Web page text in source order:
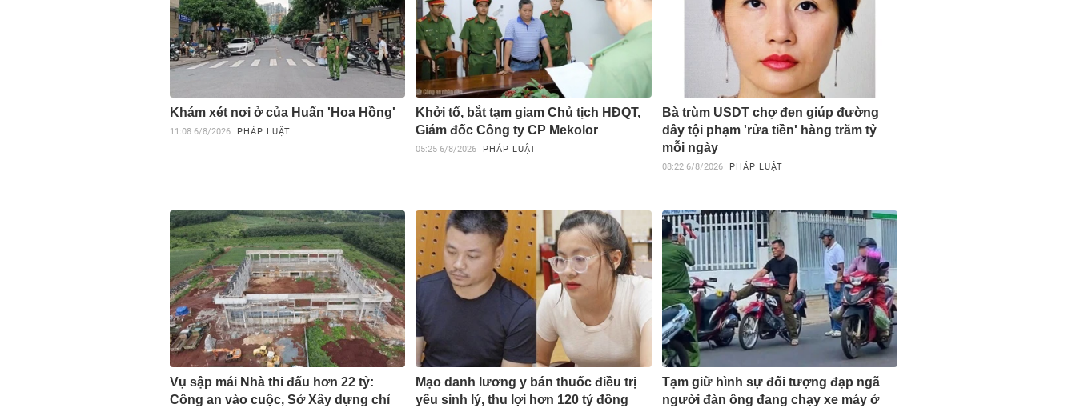
Khám xét nơi ở của Huấn 'Hoa Hồng'
11:08 6/8/2026 PHÁP LUẬT
Khởi tố, bắt tạm giam Chủ tịch HĐQT,
Giám đốc Công ty CP Mekolor
05:25 6/8/2026 PHÁP LUẬT
Bà trùm USDT chợ đen giúp đường
dây tội phạm 'rửa tiền' hàng trăm tỷ
mỗi ngày
08:22 6/8/2026 PHÁP LUẬT
Vụ sập mái Nhà thi đấu hơn 22 tỷ:
Công an vào cuộc, Sở Xây dựng chỉ
Mạo danh lương y bán thuốc điều trị
yếu sinh lý, thu lợi hơn 120 tỷ đồng
Tạm giữ hình sự đối tượng đạp ngã
người đàn ông đang chạy xe máy ở